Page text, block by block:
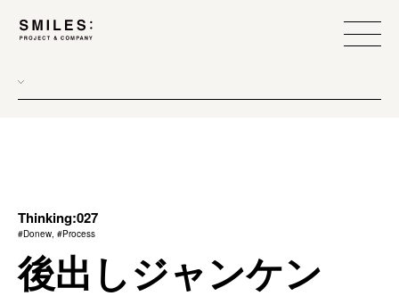
scope
process
team management
Thinking:027
#Donew, #Process
後出しジャンケン